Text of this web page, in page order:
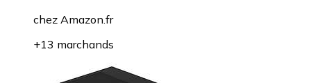
chez Amazon.fr
+13 marchands